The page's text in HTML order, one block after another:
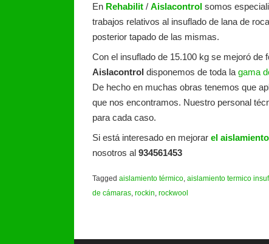
En Rehabilit / Aislacontrol somos
trabajos relativos al insuflado de lana de
posterior tapado de las mismas.
Con el insuflado de 15.100 kg se mejoró
Aislacontrol disponemos de toda la gama
De hecho en muchas obras tenemos que
que nos encontramos. Nuestro personal
para cada caso.
Si está interesado en mejorar el
nosotros al 934561453
Tagged aislamiento térmico, aislamiento termico
de cámaras, rockin, rockwool